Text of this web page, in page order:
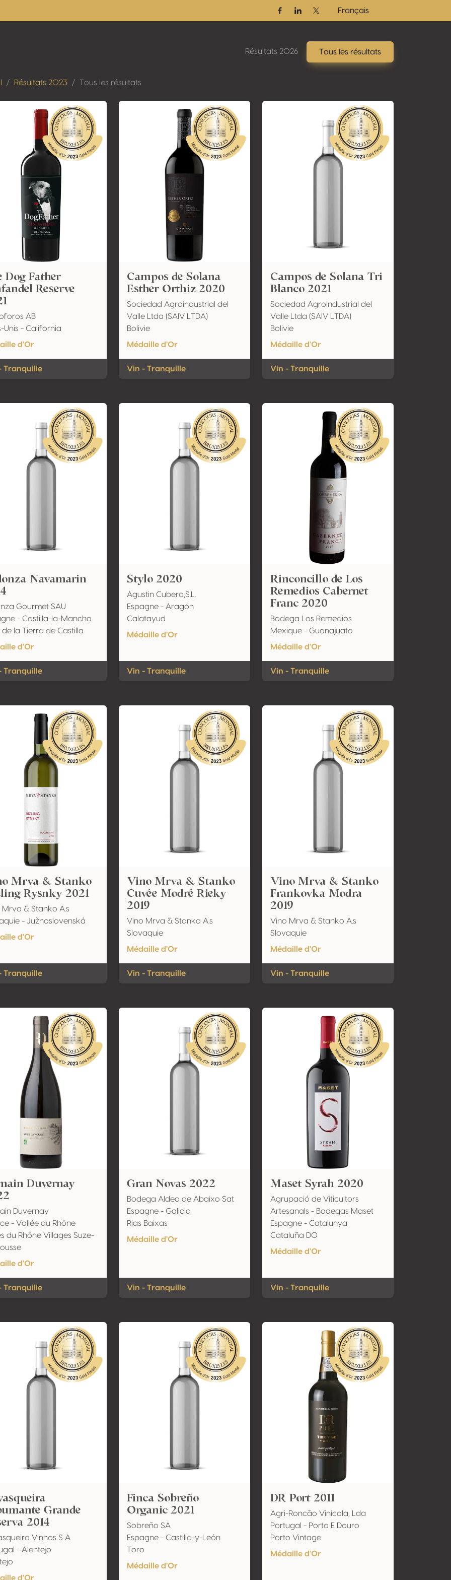
FacebookLinkedinTwitter / X
Français
Résultats 2026 Tous les résultats
Résultats 2023 Tous les résultats
Dog Father
Reserve
AB
Unis - California
d'Or
Tranquille
Campos de Solana
Esther Orthiz 2020
Sociedad Agroindustrial del
Valle Ltda (SAIV LTDA)
Bolivie
Médaille d'Or
Vin - Tranquille
Campos de Solana Tri
Blanco 2021
Sociedad Agroindustrial del
Valle Ltda (SAIV LTDA)
Bolivie
Médaille d'Or
Vin - Tranquille
Navamarin
Gourmet SAU
- Castilla-la-Mancha
de la Tierra de Castilla
d'Or
Tranquille
Stylo 2020
Agustin Cubero,S.L.
Espagne - Aragón
Calatayud
Médaille d'Or
Vin - Tranquille
Rinconcillo de Los
Remedios Cabernet
Franc 2020
Bodega Los Remedios
Mexique - Guanajuato
Médaille d'Or
Vin - Tranquille
Mrva & Stanko
Rysnky 2021
Mrva & Stanko A.s
- Južnoslovenská
d'Or
Tranquille
Vino Mrva & Stanko
Cuvée Modré Rieky
2019
Vino Mrva & Stanko A.s
Slovaquie
Médaille d'Or
Vin - Tranquille
Vino Mrva & Stanko
Frankovka Modra
2019
Vino Mrva & Stanko A.s
Slovaquie
Médaille d'Or
Vin - Tranquille
Duvernay
Duvernay
- Vallée du Rhône
du Rhône Villages Suze-
d'Or
Tranquille
Gran Novas 2022
Bodega Aldea de Abaixo Sat
Espagne - Galicia
Rias Baixas
Médaille d'Or
Vin - Tranquille
Maset Syrah 2020
Agrupació de Viticultors
Artesanals - Bodegas Maset
Espagne - Catalunya
Cataluña DO
Médaille d'Or
Vin - Tranquille
Grande
2014
Vinhos S A
- Alentejo
d'Or
Finca Sobreño
Organic 2021
Sobreño SA
Espagne - Castilla-y-León
Toro
Médaille d'Or
DR Port 2011
Agri-Roncão Vinícola, Lda
Portugal - Porto E Douro
Porto Vintage
Médaille d'Or